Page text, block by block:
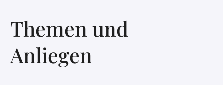
Themen und
Anliegen